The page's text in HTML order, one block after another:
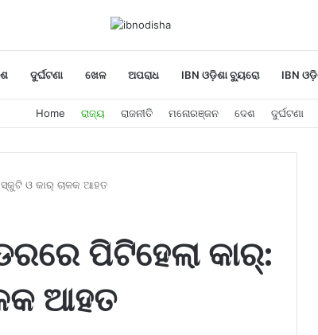
ଦୁର୍ଘଟଣା ଖେଳ ଅପରାଧ IBN ଓଡ଼ିଶା ବ୍ୟୁରୋ IBN
Home ରାଜ୍ୟ ରାଜନୀତି ମନୋରଞ୍ଜନ ଦେଶ ଦୁର୍ଘଟଣା
ଓ କାର୍ ଚାଳକ ଆହତ
ପିଟିହେଲା କାର୍:
ଆହତ